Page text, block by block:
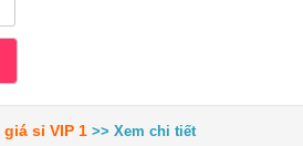
sỉ VIP 1 >> Xem chi tiết